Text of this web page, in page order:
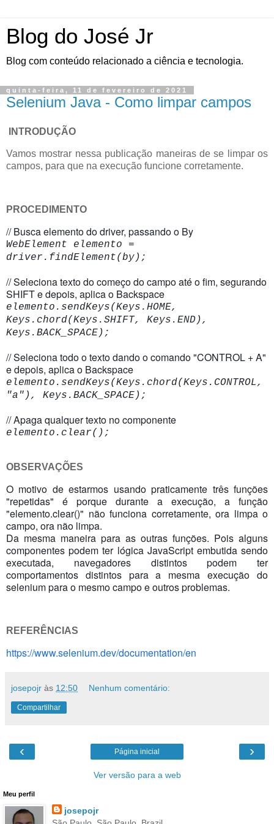
Blog do José Jr
Blog com conteúdo relacionado a ciência e tecnologia.
quinta-feira, 11 de fevereiro de 2021
Selenium Java - Como limpar campos
INTRODUÇÃO
Vamos mostrar nessa publicação maneiras de se limpar os
campos, para que na execução funcione corretamente.
PROCEDIMENTO
// Busca elemento do driver, passando o By
WebElement elemento =
driver.findElement(by);
// Seleciona texto do começo do campo até o fim, segurando
SHIFT e depois, aplica o Backspace
elemento.sendKeys(Keys.HOME,
Keys.chord(Keys.SHIFT, Keys.END),
Keys.BACK_SPACE);
// Seleciona todo o texto dando o comando "CONTROL + A"
elemento.sendKeys(Keys.chord(Keys.CONTROL,
"a"), Keys.BACK_SPACE);
elemento.clear();
OBSERVAÇÕES
O motivo de estarmos usando praticamente três funções
"repetidas" é porque durante a execução, a função
"elemento.clear()" não funciona corretamente, ora limpa o
campo, ora não limpa.
Da mesma maneira para as outras funções. Pois alguns
componentes podem ter lógica JavaScript embutida sendo
executada, navegadores distintos podem ter
comportamentos distintos para a mesma execução do
selenium para o mesmo campo e outros problemas.
REFERÊNCIAS
https://www.selenium.dev/documentation/en
josepojr às 12:50 Nenhum comentário:
Compartilhar
‹ ›
Página inicial
Ver versão para a web
Meu perfil
josepojr